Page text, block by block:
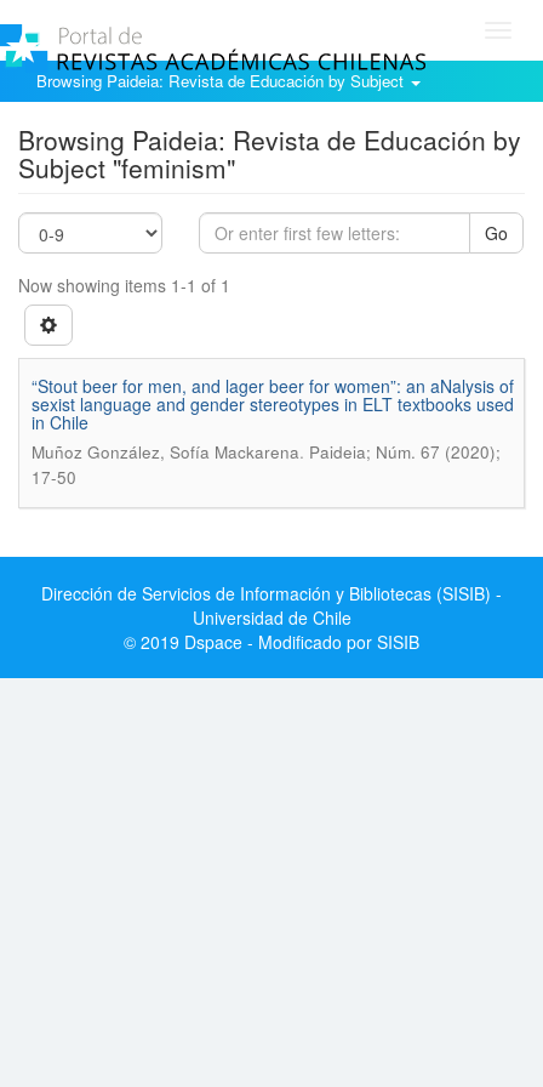
Browsing Paideia: Revista de Educación by Subject
Browsing Paideia: Revista de Educación by
Subject "feminism"
Go
Now showing items 1-1 of 1
“Stout beer for men, and lager beer for women”: an aNalysis of
sexist language and gender stereotypes in ELT textbooks used
in Chile
Muñoz González, Sofía Mackarena. Paideia; Núm. 67 (2020);
17-50
Dirección de Servicios de Información y Bibliotecas (SISIB) -
Universidad de Chile
© 2019 Dspace - Modificado por SISIB